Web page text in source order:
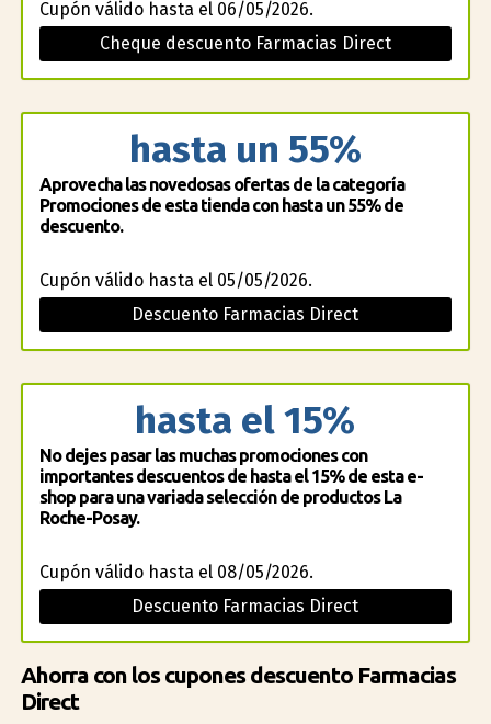
Cupón válido hasta el 06/05/2026.
Cheque descuento Farmacias Direct
hasta un 55%
Aprovecha las novedosas ofertas de la categoría
Promociones de esta tienda con hasta un 55% de
descuento.
Cupón válido hasta el 05/05/2026.
Descuento Farmacias Direct
hasta el 15%
No dejes pasar las muchas promociones con
importantes descuentos de hasta el 15% de esta e-
shop para una variada selección de productos La
Roche-Posay.
Cupón válido hasta el 08/05/2026.
Descuento Farmacias Direct
Ahorra con los cupones descuento Farmacias
Direct